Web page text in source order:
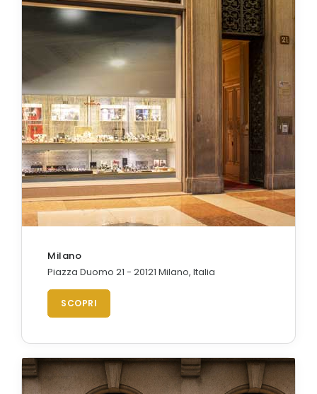
Milano
Piazza Duomo 21 - 20121 Milano, Italia
SCOPRI